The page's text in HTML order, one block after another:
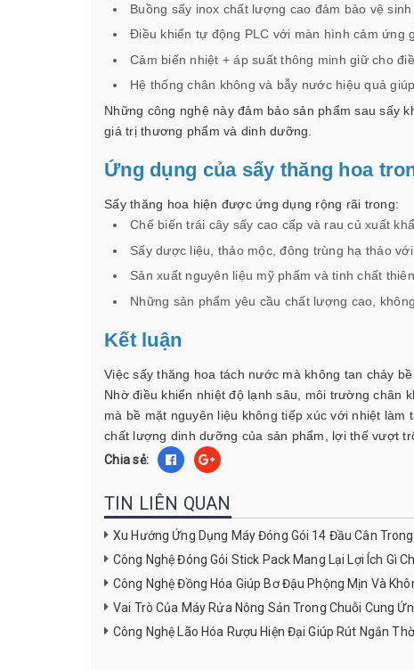
Buồng sấy inox chất lượng cao đảm bảo vệ
Điều khiển tự động PLC với màn hình cảm ứng
Cảm biến nhiệt + áp suất thông minh giữ cho
Hệ thống chân không và bẫy nước hiệu quả
Những công nghệ này đảm bảo sản phẩm sau sấy
giá trị thương phẩm và dinh dưỡng.
Ứng dụng của sấy thăng hoa
Sấy thăng hoa hiện được ứng dụng rộng rãi trong:
Chế biến trái cây sấy cao cấp và rau củ xuất
Sấy dược liệu, thảo mộc, đông trùng hạ thảo
Sản xuất nguyên liệu mỹ phẩm và tinh chất
Những sản phẩm yêu cầu chất lượng cao,
Kết luận
Việc sấy thăng hoa tách nước mà không tan chảy
Nhờ điều khiển nhiệt độ lạnh sâu, môi trường chân
mà bề mặt nguyên liệu không tiếp xúc với nhiệt
chất lượng dinh dưỡng của sản phẩm, lợi thế vượt
Chia sẻ:
TIN LIÊN QUAN
Xu Hướng Ứng Dụng Máy Đóng Gói 14 Đầu Cân
Công Nghệ Đóng Gói Stick Pack Mang Lại Lợi Ích Gì
Công Nghệ Đồng Hóa Giúp Bơ Đậu Phộng Mịn Và
Vai Trò Của Máy Rửa Nông Sản Trong Chuỗi Cung
Công Nghệ Lão Hóa Rượu Hiện Đại Giúp Rút Ngắn